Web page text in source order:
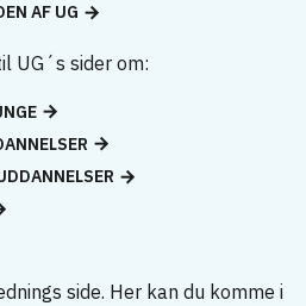
AF UG
UG´s sider om:
side. Her kan du komme i